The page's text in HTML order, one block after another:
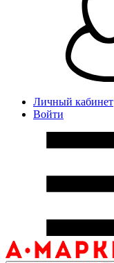
Личный кабинет
Войти